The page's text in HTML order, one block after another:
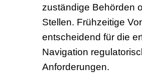
zuständige Behörden
Stellen. Frühzeitige
entscheidend für die
Navigation
Anforderungen.